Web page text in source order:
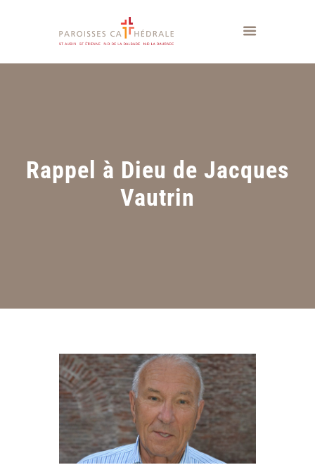
Rappel à Dieu de Jacques
Vautrin